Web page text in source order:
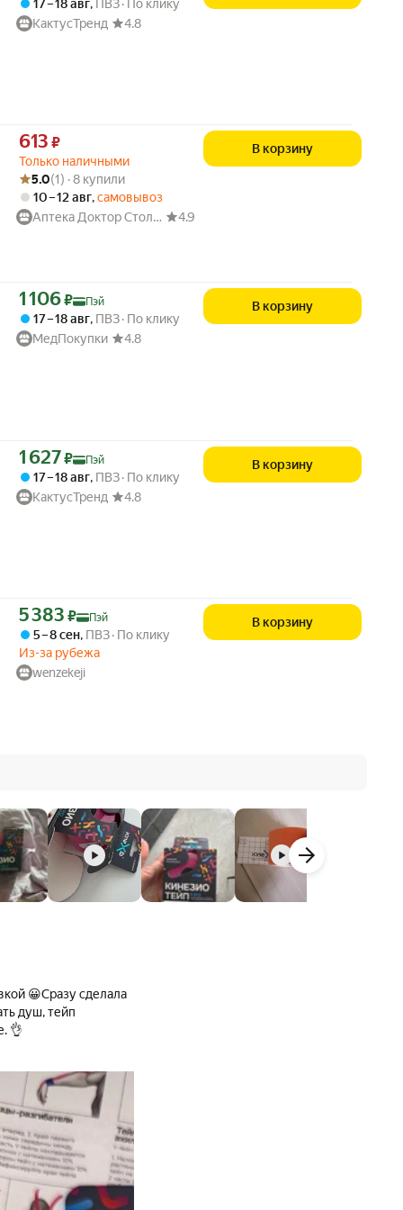
17 – 18 авг, ПВЗ По клику
КактусТренд
4.8
Цена 613 ₽ вместо
613 ₽
Только наличными
Рейтинг товара: 5.0 из 5
Оценок: (1) · 8 купили
5.0(1) · 8 купили
10 – 12 авг,самовывоз
Аптека Доктор Столетов
4.9
В корзину
Цена с картой Яндекс Пэй 1106 ₽ вместо
1 106₽ Пэй
17 – 18 авг, ПВЗ По клику
МедПокупки
4.8
В корзину
Цена с картой Яндекс Пэй 1627 ₽ вместо
1 627₽ Пэй
17 – 18 авг, ПВЗ По клику
КактусТренд
4.8
В корзину
Цена с картой Яндекс Пэй 5383 ₽ вместо
5 383 ₽ Пэй
5 – 8 сен, ПВЗ По клику
Из-за рубежа
wenzekeji
В корзину
😀Сразу сделала
👌